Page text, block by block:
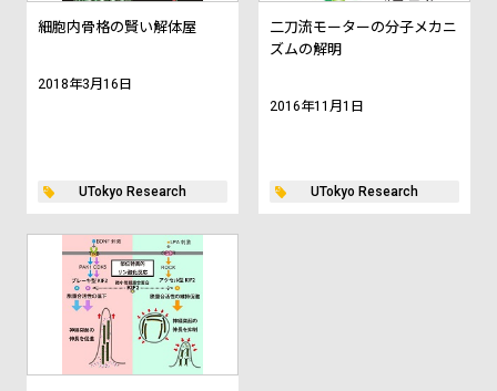
細胞内骨格の賢い解体屋
2018年3月16日
UTokyo Research
二刀流モーターの分子メカニ
ズムの解明
2016年11月1日
UTokyo Research